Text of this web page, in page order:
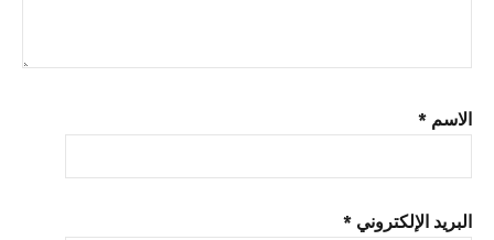
الاسم *
البريد الإلكتروني *